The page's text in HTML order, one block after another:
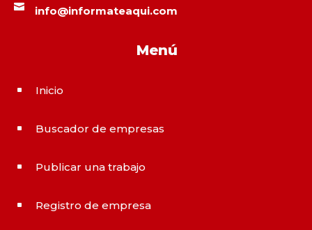
 info@informateaqui.com
Menú
^ Inicio
^ Buscador de empresas
^ Publicar una trabajo
^ Registro de empresa